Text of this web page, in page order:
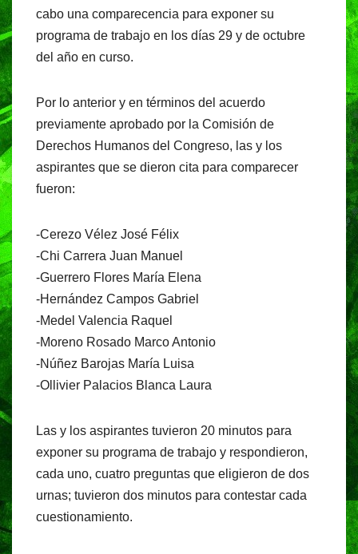
cabo una comparecencia para exponer su
programa de trabajo en los días 29 y de octubre
del año en curso.
Por lo anterior y en términos del acuerdo
previamente aprobado por la Comisión de
Derechos Humanos del Congreso, las y los
aspirantes que se dieron cita para comparecer
fueron:
-Cerezo Vélez José Félix
-Chi Carrera Juan Manuel
-Guerrero Flores María Elena
-Hernández Campos Gabriel
-Medel Valencia Raquel
-Moreno Rosado Marco Antonio
-Núñez Barojas María Luisa
-Ollivier Palacios Blanca Laura
Las y los aspirantes tuvieron 20 minutos para
exponer su programa de trabajo y respondieron,
cada uno, cuatro preguntas que eligieron de dos
urnas; tuvieron dos minutos para contestar cada
cuestionamiento.